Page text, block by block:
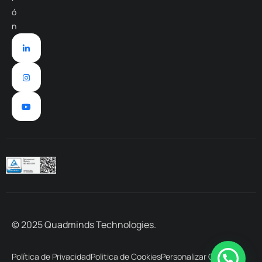
ó
n
© 2025 Quadminds Technologies.
Política de PrivacidadPolitica de CookiesPersonalizar Cookies